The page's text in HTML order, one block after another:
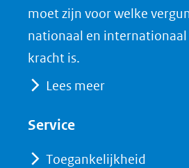
o
o
in
(verwijst
d
I
(verwijst
(verwijst
naar
moet zijn voor welke
nationaal en internationaal
kracht is.
Lees meer
Service
Toegankelijkheid